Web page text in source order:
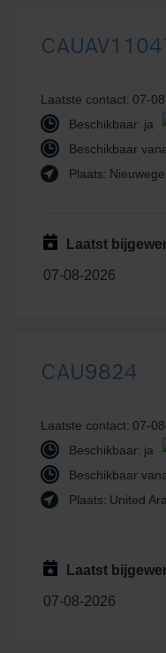
Laatste contact: 07-
Beschikbaar: ja
Beschikbaar
Plaats:
Laatst
07-08-2026
CAU9824
Laatste contact: 07-
Beschikbaar: ja
Beschikbaar
Plaats: United
Laatst
07-08-2026